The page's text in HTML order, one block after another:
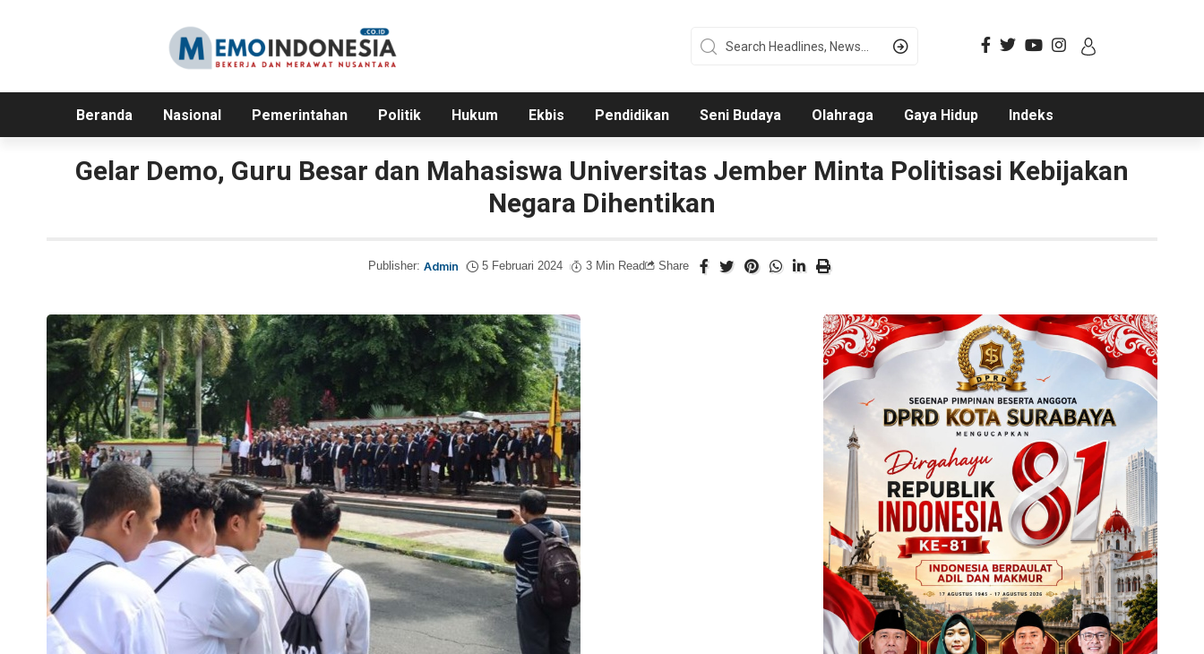
Beranda Nasional Pemerintahan Politik Hukum Ekbis Pendidikan Seni Budaya Olahraga Gaya Hidup Indeks
Gelar Demo, Guru Besar dan Mahasiswa Universitas Jember Minta Politisasi Kebijakan
Negara Dihentikan
Publisher: Admin 5 Februari 2024 3 Min Read Share